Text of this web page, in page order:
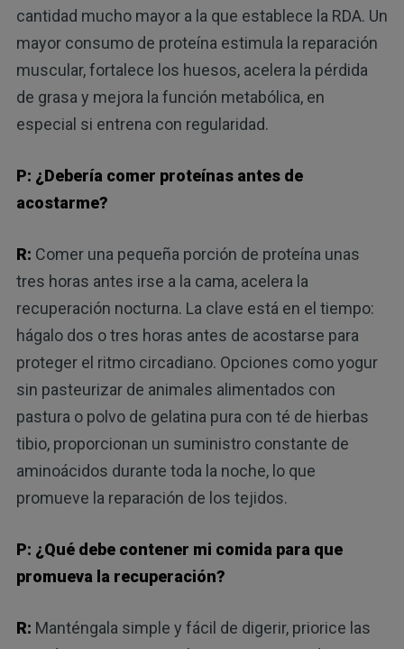
cantidad mucho mayor a la que establece la RDA. Un
mayor consumo de proteína estimula la reparación
muscular, fortalece los huesos, acelera la pérdida
de grasa y mejora la función metabólica, en
especial si entrena con regularidad.
P: ¿Debería comer proteínas antes de
acostarme?
R: Comer una pequeña porción de proteína unas
tres horas antes irse a la cama, acelera la
recuperación nocturna. La clave está en el tiempo:
hágalo dos o tres horas antes de acostarse para
proteger el ritmo circadiano. Opciones como yogur
sin pasteurizar de animales alimentados con
pastura o polvo de gelatina pura con té de hierbas
tibio, proporcionan un suministro constante de
aminoácidos durante toda la noche, lo que
promueve la reparación de los tejidos.
P: ¿Qué debe contener mi comida para que
promueva la recuperación?
R: Manténgala simple y fácil de digerir, priorice las